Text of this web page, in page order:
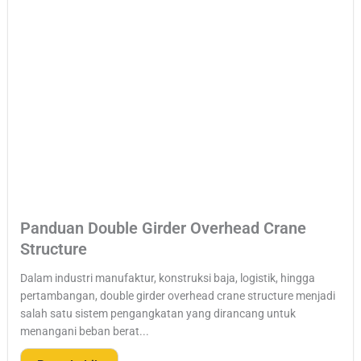
Panduan Double Girder Overhead Crane
Structure
Dalam industri manufaktur, konstruksi baja, logistik, hingga
pertambangan, double girder overhead crane structure menjadi
salah satu sistem pengangkatan yang dirancang untuk
menangani beban berat...